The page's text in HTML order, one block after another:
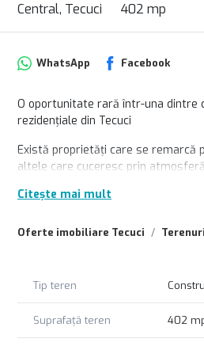
Central, Tecuci
402 mp
Oferte imobiliare Tecuci
WhatsApp Facebook
O oportunitate rară într-una dintre
rezidențiale din Tecuci
Există proprietăți care se remarcă
altele care cuceresc prin
Zimbrului, în zona Poștă din Tecuci,
exact după dorințele viitorului
metri liniari, terenul intravilan are
extrem de avantajoasă pentru
moderne, a unei vile elegante sau
bine compartimentate.
Citește mai mult
Tip teren
Suprafață teren 402